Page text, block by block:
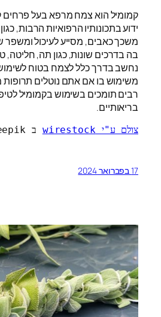
קמומיל הוא צמח מרפא בעל פרחים
ידוע בתכונותיו הרפואיות הרבות,
משכך כאבים, מסייע לעיכול ומשפר
בה בדרכים שונות, כגון תה, חליטה,
נחשב בדרך כלל לצמח בטוח
משימוש בו אם אתם נוטלים
רבים תומכים בשימוש בקמומיל
בריאותיים.
צולם ע"י wirestock ב Freepik
17 בפברואר 2024